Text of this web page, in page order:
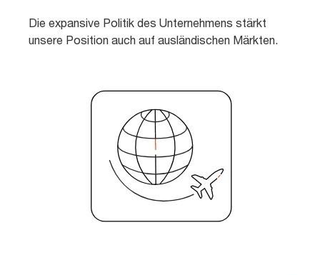
Die expansive Politik des Unternehmens stärkt
unsere Position auch auf ausländischen Märkten.